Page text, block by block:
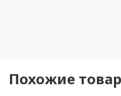
Похожие